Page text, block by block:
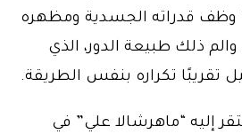
وظف قدراته الجسدية ومظهره
ذلك طبيعة الدور، الذي
تكراره بنفس الطريقة.
إليه “ماهرشالا علي” في